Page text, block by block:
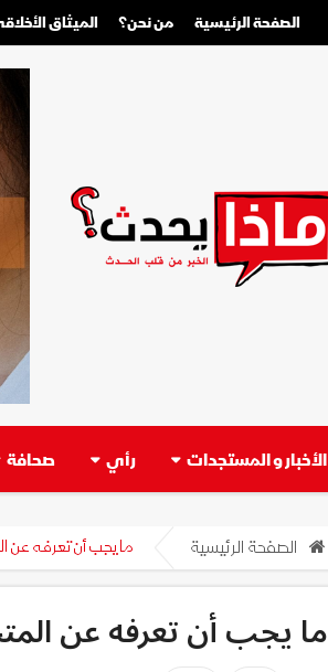
الصفحة الرئيسية من نحن؟ الميثاق
الأخبار و المستجدات رأي صحافة
الصفحة الرئيسية ما يجب أن تعرفه عن
ما يجب أن تعرفه عن